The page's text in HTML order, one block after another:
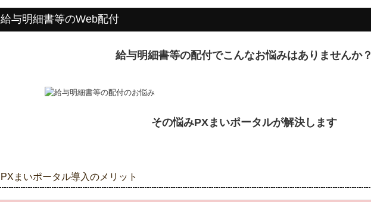
給与明細書等のWeb配付
給与明細書等の配付でこんなお悩みはありませんか？
その悩みPXまいポータルが解決します
PXまいポータル導入のメリット